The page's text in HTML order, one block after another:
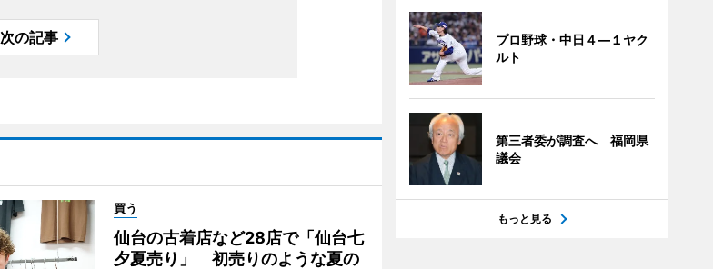
次の記事
買う
仙台の古着店など28店で「仙台七
夕夏売り」 初売りのような夏の
プロ野球・中日４―１ヤク
ルト
第三者委が調査へ 福岡県
議会
もっと見る